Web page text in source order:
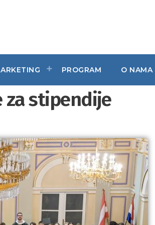
PROGRAM O NAMA
za stipendije